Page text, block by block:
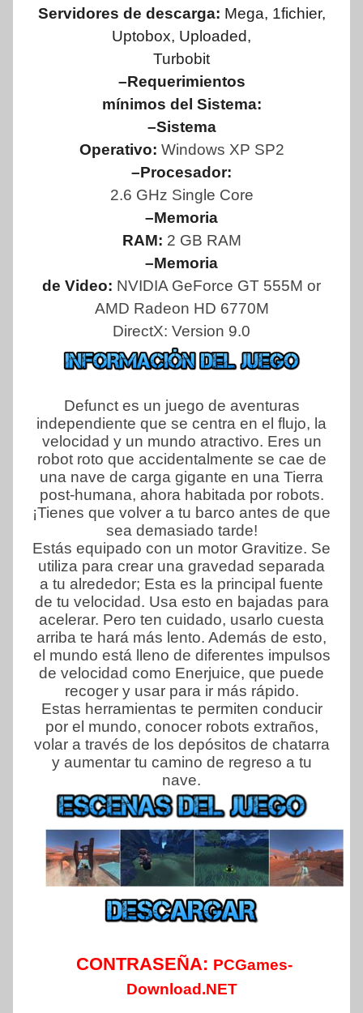
Servidores de descarga: Mega, 1fichier,
Uptobox, Uploaded,
Turbobit
–Requerimientos
mínimos del Sistema:
–Sistema
Operativo: Windows XP SP2
–Procesador:
2.6 GHz Single Core
–Memoria
RAM: 2 GB RAM
–Memoria
de Video: NVIDIA GeForce GT 555M or
AMD Radeon HD 6770M
DirectX: Version 9.0
Defunct es un juego de aventuras
independiente que se centra en el flujo, la
velocidad y un mundo atractivo. Eres un
robot roto que accidentalmente se cae de
una nave de carga gigante en una Tierra
post-humana, ahora habitada por robots.
¡Tienes que volver a tu barco antes de que
sea demasiado tarde!
Estás equipado con un motor Gravitize. Se
utiliza para crear una gravedad separada
a tu alrededor; Esta es la principal fuente
de tu velocidad. Usa esto en bajadas para
acelerar. Pero ten cuidado, usarlo cuesta
arriba te hará más lento. Además de esto,
el mundo está lleno de diferentes impulsos
de velocidad como Enerjuice, que puede
recoger y usar para ir más rápido.
Estas herramientas te permiten conducir
por el mundo, conocer robots extraños,
volar a través de los depósitos de chatarra
y aumentar tu camino de regreso a tu
nave.
CONTRASEÑA: PCGames-
Download.NET